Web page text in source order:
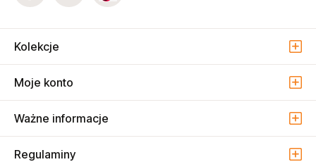
Kolekcje
Moje konto
Ważne informacje
Regulaminy